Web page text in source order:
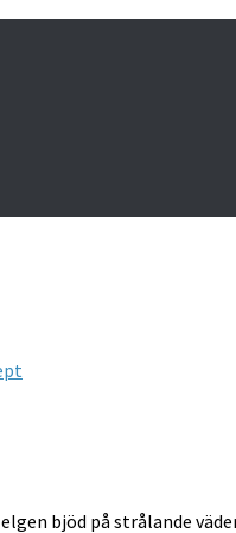
bjöd på strålande